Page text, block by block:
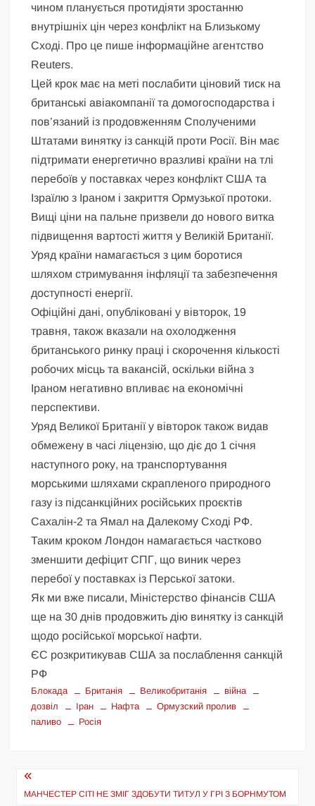
чином планується протидіяти зростанню
внутрішніх цін через конфлікт на Близькому
Сході. Про це пише інформаційне агентство
Reuters.
Цей крок має на меті послабити ціновий тиск на
британські авіакомпанії та домогосподарства і
пов’язаний із продовженням Сполученими
Штатами винятку із санкцій проти Росії. Він має
підтримати енергетично вразливі країни на тлі
перебоїв у поставках через конфлікт США та
Ізраїлю з Іраном і закриття Ормузької протоки.
Вищі ціни на пальне призвели до нового витка
підвищення вартості життя у Великій Британії.
Уряд країни намагається з цим боротися
шляхом стримування інфляції та забезпечення
доступності енергії.
Офіційні дані, опубліковані у вівторок, 19
травня, також вказали на охолодження
британського ринку праці і скорочення кількості
робочих місць та вакансій, оскільки війна з
Іраном негативно впливає на економічні
перспективи.
Уряд Великої Британії у вівторок також видав
обмежену в часі ліцензію, що діє до 1 січня
наступного року, на транспортування
морськими шляхами скрапленого природного
газу із підсанкційних російських проєктів
Сахалін-2 та Ямал на Далекому Сході РФ.
Таким кроком Лондон намагається частково
зменшити дефіцит СПГ, що виник через
перебої у поставках із Перської затоки.
Як ми вже писали, Міністерство фінансів США
ще на 30 днів продовжить дію винятку із санкцій
щодо російської морської нафти.
ЄС розкритикував США за послаблення санкцій
РФ
Блокада Британія Великобританія
війна
дозвіл
Іран Нафта
Ормузский пролив
паливо
Росія
Навігація
МАНЧЕСТЕР СІТІ НЕ ЗМІГ ЗДОБУТИ ТИТУЛ У ГРІ З БОРНМУТОМ